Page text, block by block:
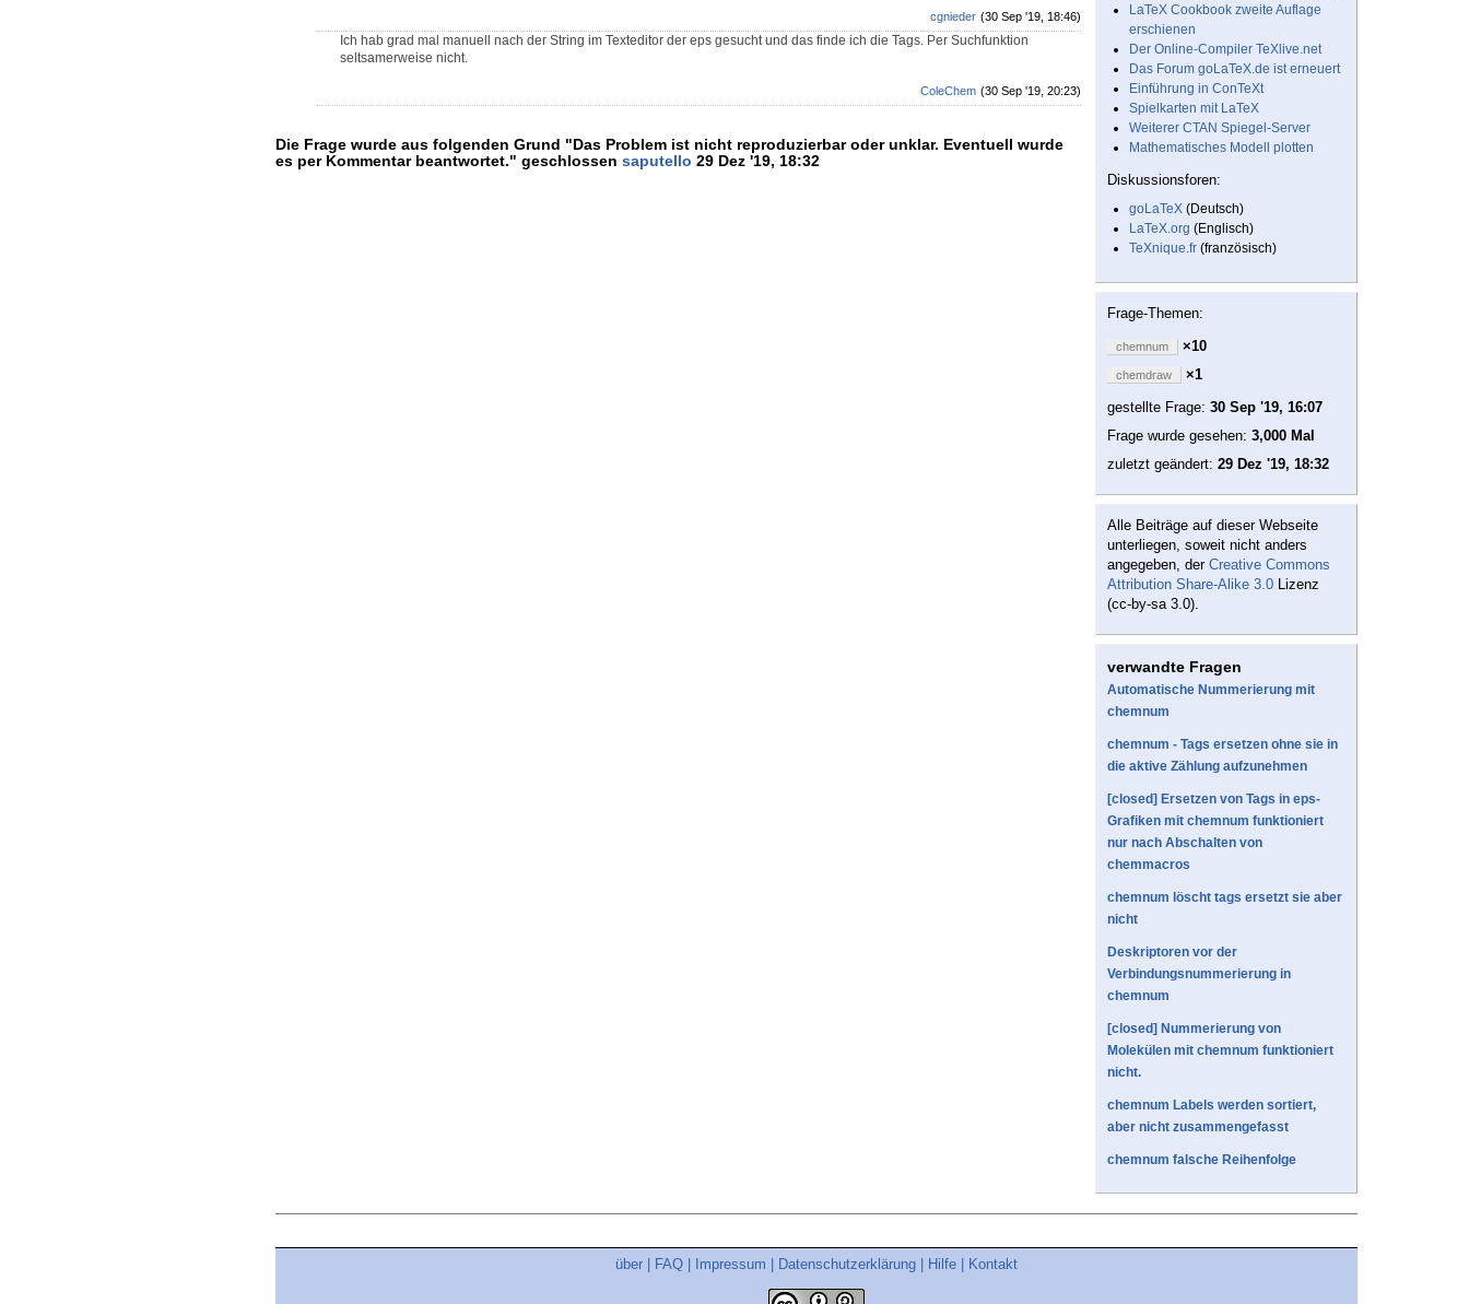
(30 Sep '19, 18:46)
cgnieder
Ich hab grad mal manuell nach der String im Texteditor der eps gesucht und das finde ich die Tags. Per Suchfunktion
seltsamerweise nicht.
(30 Sep '19, 20:23)
ColeChem
Die Frage wurde aus folgenden Grund "Das Problem ist nicht reproduzierbar oder unklar. Eventuell wurde
es per Kommentar beantwortet." geschlossen saputello 29 Dez '19, 18:32
LaTeX Cookbook zweite Auflage
erschienen
Der Online-Compiler TeXlive.net
Das Forum goLaTeX.de ist erneuert
Einführung in ConTeXt
Spielkarten mit LaTeX
Weiterer CTAN Spiegel-Server
Mathematisches Modell plotten
Diskussionsforen:
goLaTeX (Deutsch)
LaTeX.org (Englisch)
TeXnique.fr (französisch)
Frage-Themen:
chemnum ×10
chemdraw
×1
gestellte Frage: 30 Sep '19, 16:07
Frage wurde gesehen: 3,000 Mal
zuletzt geändert: 29 Dez '19, 18:32
Alle Beiträge auf dieser Webseite
unterliegen, soweit nicht anders
angegeben, der Creative Commons
Attribution Share-Alike 3.0 Lizenz
(cc-by-sa 3.0).
verwandte Fragen
Automatische Nummerierung mit
chemnum
chemnum - Tags ersetzen ohne sie in
die aktive Zählung aufzunehmen
[closed] Ersetzen von Tags in eps-
Grafiken mit chemnum funktioniert
nur nach Abschalten von
chemmacros
chemnum löscht tags ersetzt sie aber
nicht
Deskriptoren vor der
Verbindungsnummerierung in
chemnum
[closed] Nummerierung von
Molekülen mit chemnum funktioniert
nicht.
chemnum Labels werden sortiert,
aber nicht zusammengefasst
chemnum falsche Reihenfolge
über FAQ Impressum Datenschutzerklärung Hilfe Kontakt